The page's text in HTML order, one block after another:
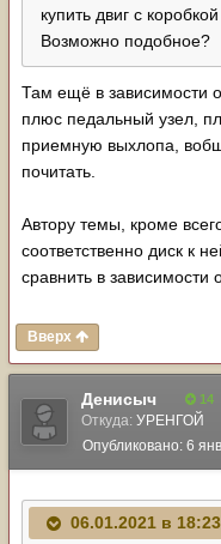
купить двиг с
Возможно подобное?
Там ещё в зависимости
плюс педальный узел,
приемную выхлопа,
почитать.
Автору темы, кроме
соответственно диск к
сравнить в зависимости
Вверх
Денисыч 14
Откуда: УРЕНГОЙ
Опубликовано: 6
06.01.2021 в